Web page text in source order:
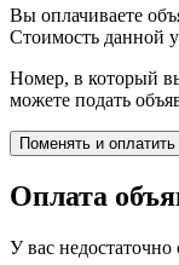
Вы оплачиваете
Стоимость данной
Номер, в который
можете подать
Оплата
У вас недостаточно